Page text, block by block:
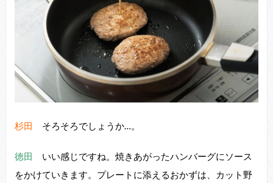
杉田 そろそろでしょうか…。
徳田 いい感じですね。焼きあがったハンバーグにソース
をかけていきます。プレートに添えるおかずは、カット野